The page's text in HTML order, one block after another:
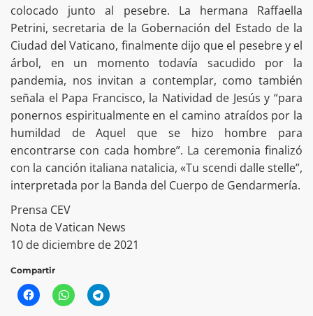
colocado junto al pesebre. La hermana Raffaella
Petrini, secretaria de la Gobernación del Estado de la
Ciudad del Vaticano, finalmente dijo que el pesebre y el
árbol, en un momento todavía sacudido por la
pandemia, nos invitan a contemplar, como también
señala el Papa Francisco, la Natividad de Jesús y “para
ponernos espiritualmente en el camino atraídos por la
humildad de Aquel que se hizo hombre para
encontrarse con cada hombre”. La ceremonia finalizó
con la canción italiana natalicia, «Tu scendi dalle stelle”,
interpretada por la Banda del Cuerpo de Gendarmería.
Prensa CEV
Nota de Vatican News
10 de diciembre de 2021
Compartir